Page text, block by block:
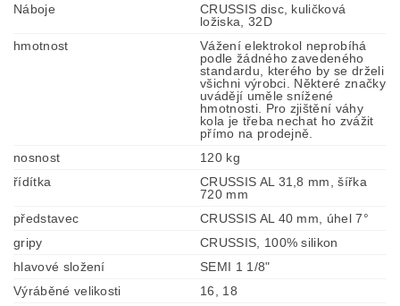
Náboje
CRUSSIS disc, kuličková
ložiska, 32D
hmotnost
Vážení elektrokol neprobíhá
podle žádného zavedeného
standardu, kterého by se drželi
všichni výrobci. Některé značky
uvádějí uměle snížené
hmotnosti. Pro zjištění váhy
kola je třeba nechat ho zvážit
přímo na prodejně.
nosnost
120 kg
řídítka
CRUSSIS AL 31,8 mm, šířka
720 mm
představec
CRUSSIS AL 40 mm, úhel 7°
gripy
CRUSSIS, 100% silikon
hlavové složení
SEMI 1 1/8"
Výráběné velikosti
16, 18